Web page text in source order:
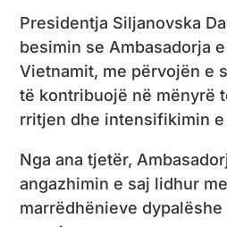
Presidentja Siljanovska
besimin se Ambasadorja
Vietnamit, me përvojën e
të kontribuojë në mënyrë
rritjen dhe intensifikimin
Nga ana tjetër,
angazhimin e saj lidhur
marrëdhënieve